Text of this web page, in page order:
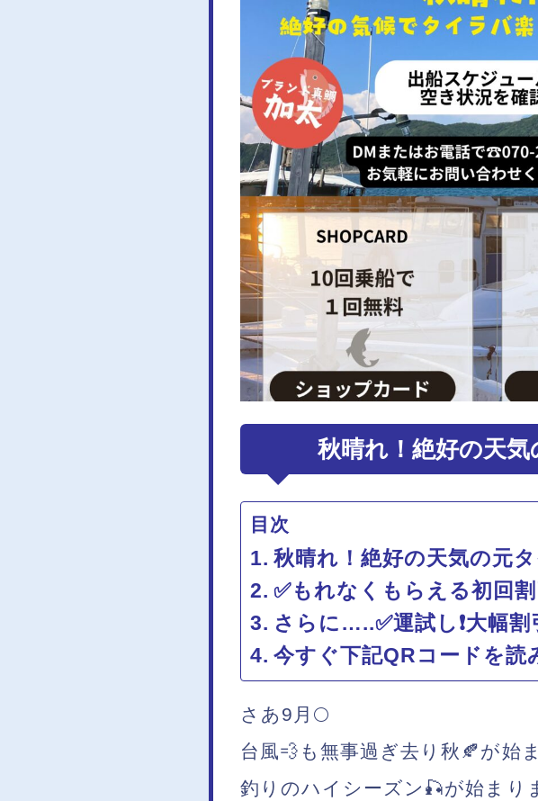
秋晴れ！絶好の天
目次
秋晴れ！絶好の天気の元
✅もれなくもらえる初回
さらに…..✅運試し❗️大幅
今すぐ下記QRコードを読
さあ9月🌕
台風💨も無事過ぎ去り秋🍂が始
釣りのハイシーズン🎣が始まり